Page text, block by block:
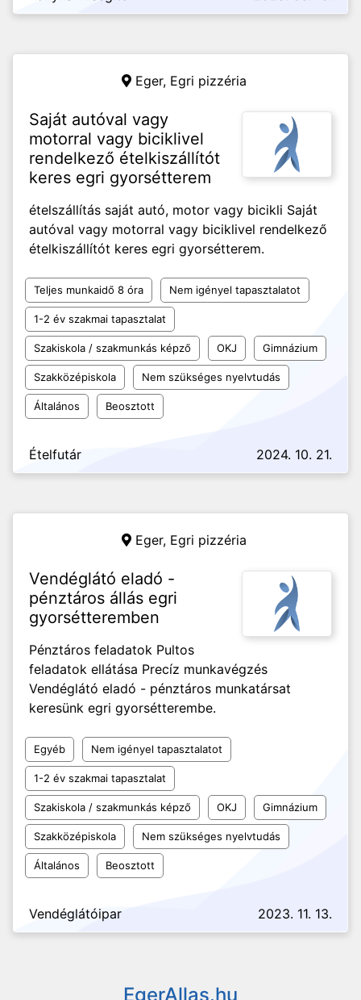
Eger, Egri pizzéria
Saját autóval vagy
motorral vagy biciklivel
rendelkező ételkiszállítót
keres egri gyorsétterem
ételszállítás saját autó, motor vagy bicikli Saját
autóval vagy motorral vagy biciklivel rendelkező
ételkiszállítót keres egri gyorsétterem.
Teljes munkaidő 8 óra Nem igényel tapasztalatot
1-2 év szakmai tapasztalat
Szakiskola / szakmunkás képző OKJ Gimnázium
Szakközépiskola Nem szükséges nyelvtudás
Általános Beosztott
Ételfutár 2024. 10. 21.
Eger, Egri pizzéria
Vendéglátó eladó -
pénztáros állás egri
gyorsétteremben
Pénztáros feladatok Pultos
feladatok ellátása Precíz munkavégzés
Vendéglátó eladó - pénztáros munkatársat
keresünk egri gyorsétterembe.
Egyéb Nem igényel tapasztalatot
1-2 év szakmai tapasztalat
Szakiskola / szakmunkás képző OKJ Gimnázium
Szakközépiskola Nem szükséges nyelvtudás
Általános Beosztott
Vendéglátóipar 2023. 11. 13.
EgerAllas.hu